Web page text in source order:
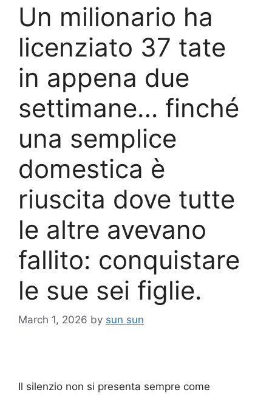
Un milionario ha
licenziato 37 tate
in appena due
settimane… finché
una semplice
domestica è
riuscita dove tutte
le altre avevano
fallito: conquistare
le sue sei figlie.
March 1, 2026 by sun sun
Il silenzio non si presenta sempre come